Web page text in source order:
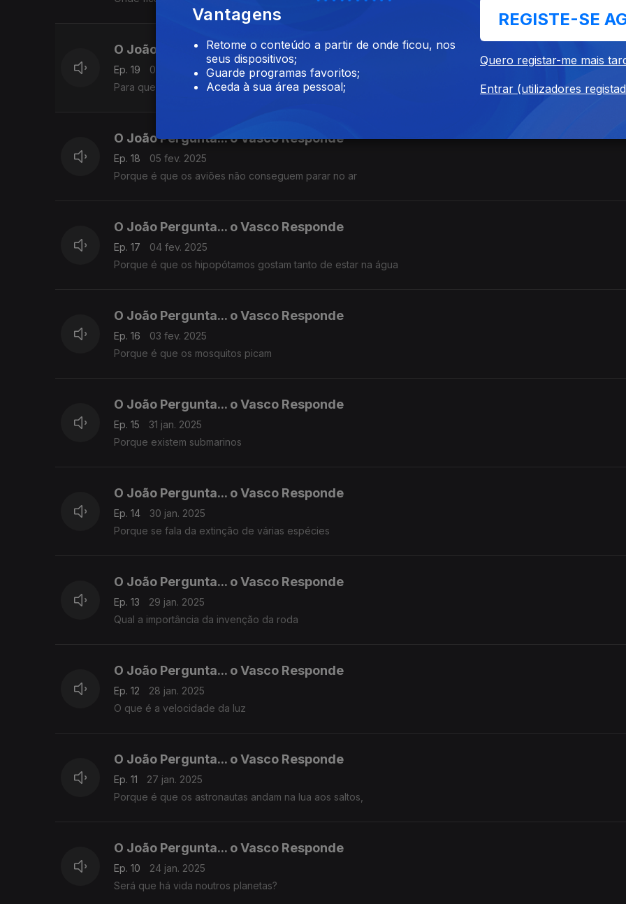
O João Pergunta... o Vasco Responde
Ep. 19
06 fev. 2025
Para que serve a bússola
O João Pergunta... o Vasco Responde
Ep. 18
05 fev. 2025
Porque é que os aviões não conseguem parar no ar
O João Pergunta... o Vasco Responde
Ep. 17
04 fev. 2025
Porque é que os hipopótamos gostam tanto de estar na água
O João Pergunta... o Vasco Responde
Ep. 16
03 fev. 2025
Porque é que os mosquitos picam
O João Pergunta... o Vasco Responde
Ep. 15
31 jan. 2025
Porque existem submarinos
O João Pergunta... o Vasco Responde
Ep. 14
30 jan. 2025
Porque se fala da extinção de várias espécies
O João Pergunta... o Vasco Responde
Ep. 13
29 jan. 2025
Qual a importância da invenção da roda
O João Pergunta... o Vasco Responde
Ep. 12
28 jan. 2025
O que é a velocidade da luz
O João Pergunta... o Vasco Responde
Ep. 11
27 jan. 2025
Porque é que os astronautas andam na lua aos saltos,
O João Pergunta... o Vasco Responde
Ep. 10
24 jan. 2025
Será que há vida noutros planetas?
Vantagens
Retome o conteúdo a partir de onde ficou, nos
seus dispositivos;
Guarde programas favoritos;
Aceda à sua área pessoal;
REGISTE-SE
Quero registar-me mais
Entrar (utilizadores